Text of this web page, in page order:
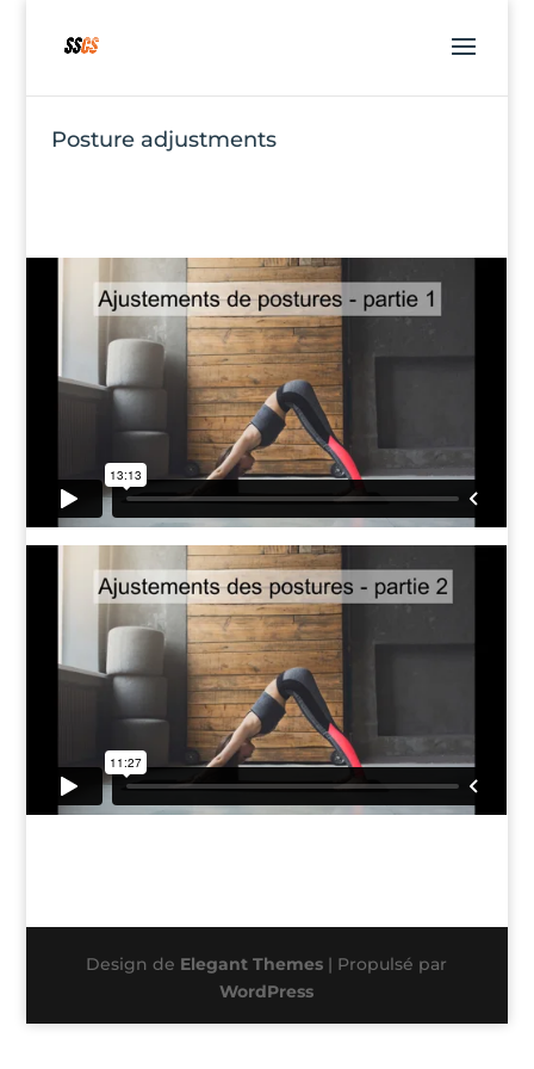
Posture adjustments
Design de Elegant Themes | Propulsé par
WordPress